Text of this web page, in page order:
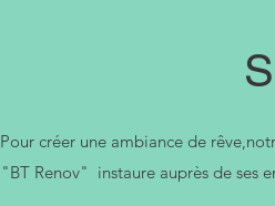
Pour créer une ambiance de
"BT Renov" instaure auprès de ses